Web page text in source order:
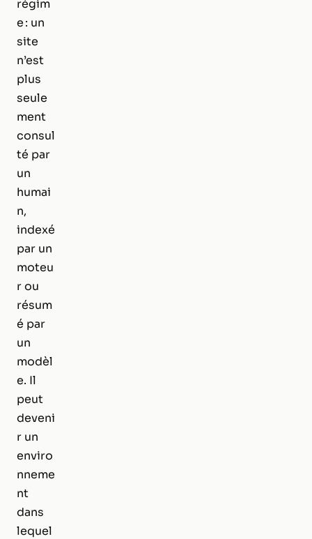
régim
e : un
site
n’est
plus
seule
ment
consul
té par
un
humai
n,
indexé
par un
moteu
r ou
résum
é par
un
modèl
e. Il
peut
deveni
r un
enviro
nneme
nt
dans
lequel